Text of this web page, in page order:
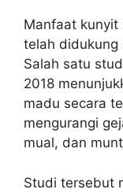
Manfaat kunyit
telah didukung
Salah satu
2018
madu secara
mengurangi
mual, dan
Studi tersebut